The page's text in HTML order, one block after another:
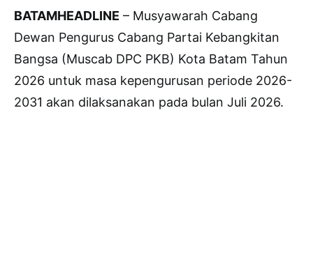
BATAMHEADLINE – Musyawarah Cabang
Dewan Pengurus Cabang Partai Kebangkitan
Bangsa (Muscab DPC PKB) Kota Batam Tahun
2026 untuk masa kepengurusan periode 2026-
2031 akan dilaksanakan pada bulan Juli 2026.